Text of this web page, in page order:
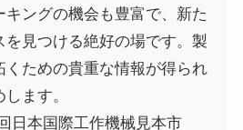
キングの機会も豊富で、新た
を見つける絶好の場です。製
くための貴重な情報が得られ
ます。
日本国際工作機械見本市